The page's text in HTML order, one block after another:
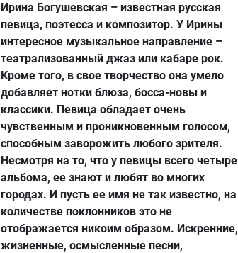
Ирина Богушевская – известная русская
певица, поэтесса и композитор. У Ирины
интересное музыкальное направление –
театрализованный джаз или кабаре рок.
Кроме того, в свое творчество она умело
добавляет нотки блюза, босса-новы и
классики. Певица обладает очень
чувственным и проникновенным голосом,
способным заворожить любого зрителя.
Несмотря на то, что у певицы всего четыре
альбома, ее знают и любят во многих
городах. И пусть ее имя не так известно, на
количестве поклонников это не
отображается никоим образом. Искренние,
жизненные, осмысленные песни,